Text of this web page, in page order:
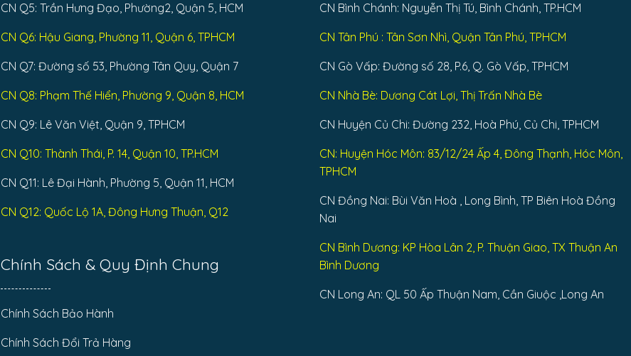
CN Q5: Trần Hưng Đạo, Phường2, Quận 5, HCM
CN Q6: Hậu Giang, Phường 11, Quận 6, TPHCM
CN Q7: Đường số 53, Phường Tân Quy, Quận 7
CN Q8: Phạm Thế Hiển, Phường 9, Quận 8, HCM
CN Q9: Lê Văn Việt, Quận 9, TPHCM
CN Q10: Thành Thái, P. 14, Quận 10, TP.HCM
CN Q11: Lê Đại Hành, Phường 5, Quận 11, HCM
CN Q12: Quốc Lộ 1A, Đông Hưng Thuận, Q12
Chính Sách & Quy Định Chung
Chính Sách Bảo Hành
Chính Sách Đổi Trả Hàng
CN Bình Chánh: Nguyễn Thị Tú, Bình Chánh, TP.HCM
CN Tân Phú : Tân Sơn Nhì, Quận Tân Phú, TPHCM
CN Gò Vấp: Đường số 28, P.6, Q. Gò Vấp, TPHCM
CN Nhà Bè: Dương Cát Lợi, Thị Trấn Nhà Bè
CN Huyện Củ Chi: Đường 232, Hoà Phú, Củ Chi, TPHCM
CN: Huyện Hóc Môn: 83/12/24 Ấp 4, Đông Thạnh, Hóc Môn,
TPHCM
CN Đồng Nai: Bùi Văn Hoà , Long Bình, TP Biên Hoà Đồng
Nai
CN Bình Dương: KP Hòa Lân 2, P. Thuận Giao, TX Thuận An
Bình Dương
CN Long An: QL 50 Ấp Thuận Nam, Cần Giuộc ,Long An